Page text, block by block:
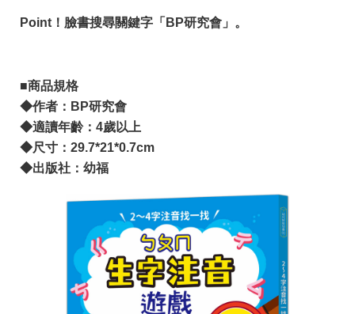
Point！臉書搜尋關鍵字「BP研究會」。
■商品規格
◆作者：BP研究會
◆適讀年齡：4歲以上
◆尺寸： 29.7*21*0.7cm
◆出版社：幼福